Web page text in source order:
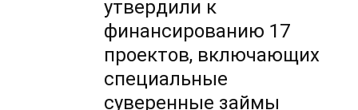
утвердили к
финансированию 17
проектов, включающих
специальные
суверенные займы